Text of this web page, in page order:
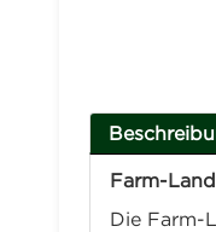
Farm-
Die Farm-